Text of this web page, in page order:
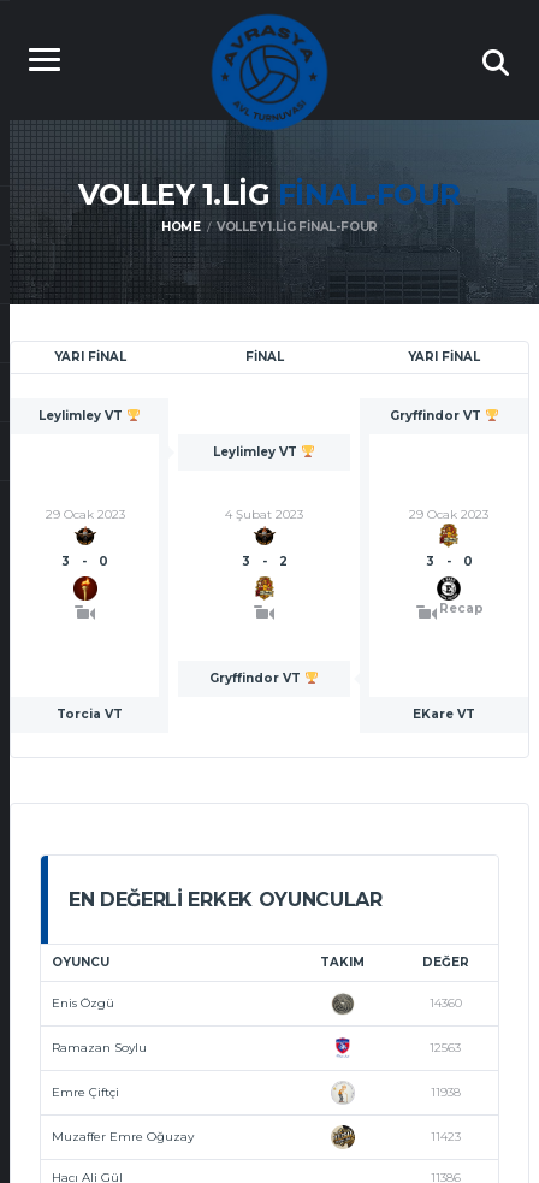
VOLLEY 1.LIG FINAL-FOUR
HOME VOLLEY 1.LIG FINAL-FOUR
YARI FINAL FINAL YARI FINAL
Leylimley VT Gryffindor VT
29 Ocak 2023
3 - 0
Leylimley VT
29 Ocak 2023
3 - 0
Recap
4 Şubat 2023
3 - 2
Gryffindor VT
Torcia VT EKare VT
EN DEĞERLI ERKEK OYUNCULAR
OYUNCU TAKIM DEĞER
Enis Özgü 14360
Ramazan Soylu 12563
Emre Çiftçi 11938
Muzaffer Emre Oğuzay 11423
Hacı Ali Gül 11386